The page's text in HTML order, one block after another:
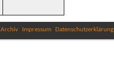
Archiv Impressum Datenschutzerklärung